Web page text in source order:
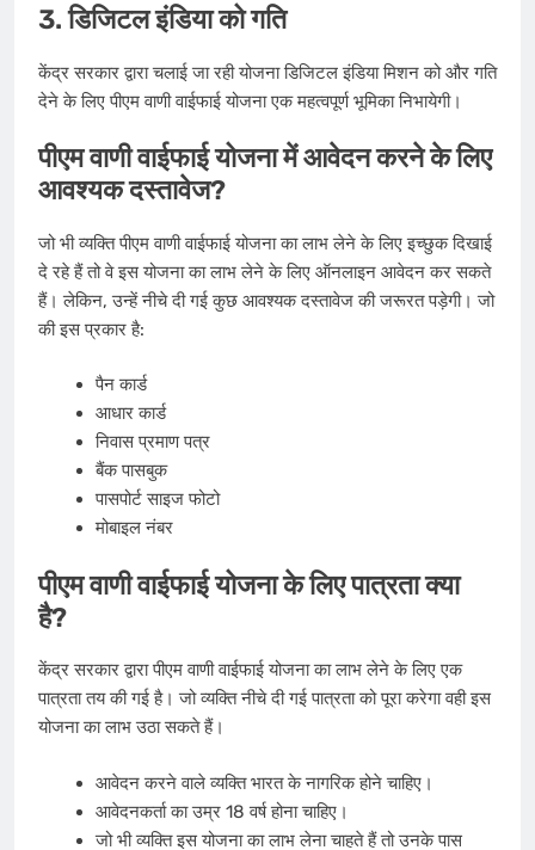
3. डिजिटल इंडिया को गति
केंद्र सरकार द्वारा चलाई जा रही योजना डिजिटल इंडिया मिशन को और गति
देने के लिए पीएम वाणी वाईफाई योजना एक महत्वपूर्ण भूमिका निभायेगी।
पीएम वाणी वाईफाई योजना में आवेदन करने के लिए
आवश्यक दस्तावेज?
जो भी व्यक्ति पीएम वाणी वाईफाई योजना का लाभ लेने के लिए इच्छुक दिखाई
दे रहे हैं तो वे इस योजना का लाभ लेने के लिए ऑनलाइन आवेदन कर सकते
हैं। लेकिन, उन्हें नीचे दी गई कुछ आवश्यक दस्तावेज की जरूरत पड़ेगी। जो
की इस प्रकार है:
पैन कार्ड
आधार कार्ड
निवास प्रमाण पत्र
बैंक पासबुक
पासपोर्ट साइज फोटो
मोबाइल नंबर
पीएम वाणी वाईफाई योजना के लिए पात्रता क्या
है?
केंद्र सरकार द्वारा पीएम वाणी वाईफाई योजना का लाभ लेने के लिए एक
पात्रता तय की गई है। जो व्यक्ति नीचे दी गई पात्रता को पूरा करेगा वही इस
योजना का लाभ उठा सकते हैं।
आवेदन करने वाले व्यक्ति भारत के नागरिक होने चाहिए।
आवेदनकर्ता का उम्र 18 वर्ष होना चाहिए।
जो भी व्यक्ति इस योजना का लाभ लेना चाहते हैं तो उनके पास